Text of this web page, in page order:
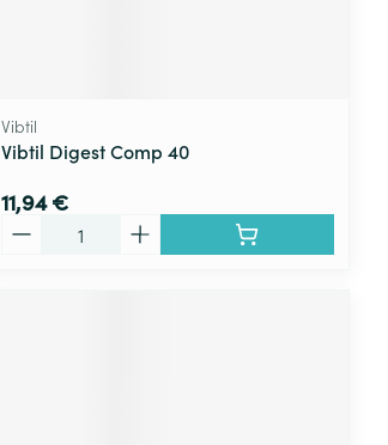
Vibtil
Vibtil Digest Comp 40
11,94 €